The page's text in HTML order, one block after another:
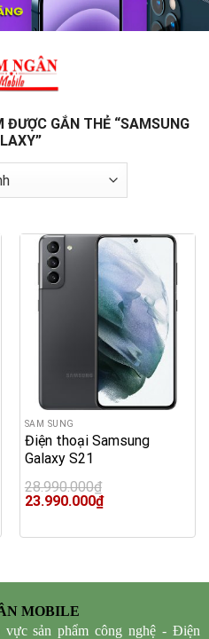
ĐƯỢC GẮN THẺ “SAMSUNG
SAM SUNG
Điện thoại Samsung
Galaxy S21
28.990.000₫
Original
28.990.000₫.
23.990.000₫Current
23.990.000₫.
MOBILE
sản phẩm công nghệ - Điện